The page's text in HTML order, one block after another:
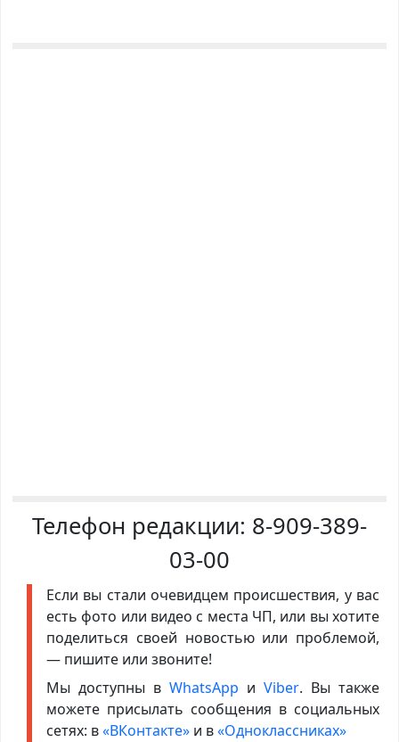
Телефон редакции: 8-909-389-
03-00
Если вы стали очевидцем происшествия, у вас
есть фото или видео с места ЧП, или вы хотите
поделиться своей новостью или проблемой,
— пишите или звоните!
Мы доступны в WhatsApp иViber. Вы также
можете присылать сообщения в социальных
сетях: в«ВКонтакте»и в«Одноклассниках»